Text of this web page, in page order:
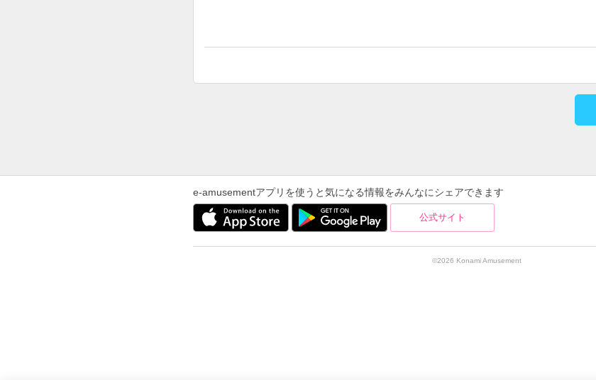
e-amusementアプリを使うと気になる情報をみんなにシェアできます
公式サイト
©2026 Konami Amusement